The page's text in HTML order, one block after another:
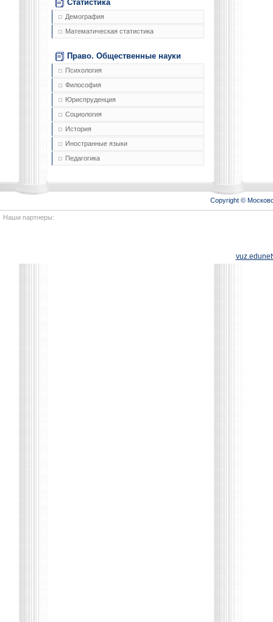
Статистика
Демография
Математическая статистика
Право. Общественные науки
Психология
Философия
Юриспруденция
Социология
История
Иностранные языки
Педагогика
Copyright ©
Наши партнеры: